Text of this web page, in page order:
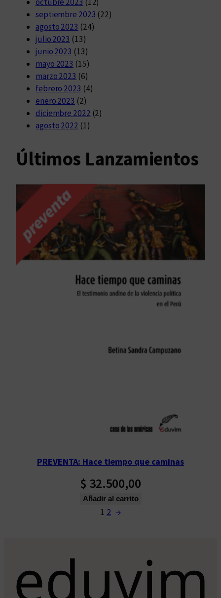
septiembre 2023 (22)
agosto 2023 (24)
julio 2023 (13)
junio 2023 (13)
mayo 2023 (15)
marzo 2023 (6)
febrero 2023 (4)
enero 2023 (2)
diciembre 2022 (2)
agosto 2022 (1)
Últimos Lanzamientos
PREVENTA: Hace tiempo que caminas
$ 32.500,00
Añadir al carrito
1 2 →